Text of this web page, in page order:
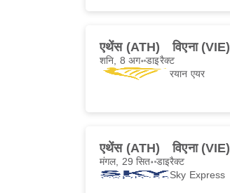
एथेंस (ATH) विएना (VIE)
शनि, 8 अग॰डाइरैक्ट
रयान एयर
एथेंस (ATH) विएना (VIE)
मंगल, 29 सित॰ डाइरैक्ट
Sky Express